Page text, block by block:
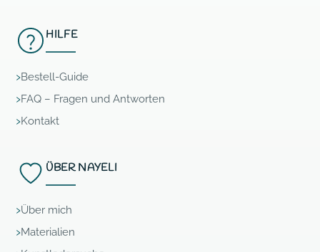
HILFE
Bestell-Guide
FAQ – Fragen und Antworten
Kontakt
ÜBER NAYELI
Über mich
Materialien